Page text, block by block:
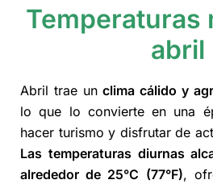
Temperaturas
abril
Abril trae unclima cálido y
lo que lo convierte en una
hacer turismo y disfrutar de
Las temperaturas diurnas
alrededor de 25°C (77°F),